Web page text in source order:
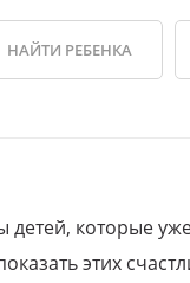
НАЙТИ РЕБЕНКА
детей, которые
этих